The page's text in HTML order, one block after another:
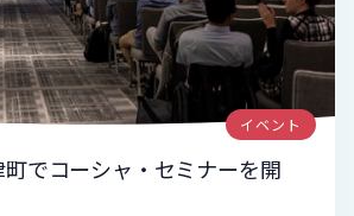
イベント
でコーシャ・セミナーを開